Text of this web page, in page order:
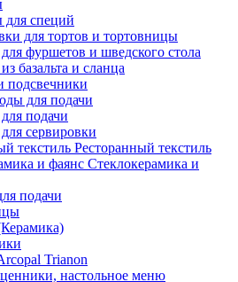
специй
для тортов и тортовницы
фуршетов и шведского стола
базальта и сланца
подсвечники
для подачи
подачи
сервировки
Ресторанный текстиль
Стеклокерамика и
подачи
Trianon